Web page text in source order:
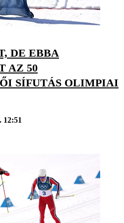
DE EBBA
AZ 50
SÍFUTÁS OLIMPIAI
12:51